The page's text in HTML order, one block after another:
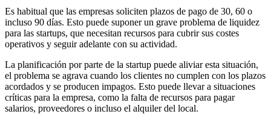
Es habitual que las empresas soliciten plazos de pago de 30, 60 o
incluso 90 días. Esto puede suponer un grave problema de liquidez
para las startups, que necesitan recursos para cubrir sus costes
operativos y seguir adelante con su actividad.
La planificación por parte de la startup puede aliviar esta situación,
el problema se agrava cuando los clientes no cumplen con los plazos
acordados y se producen impagos. Esto puede llevar a situaciones
críticas para la empresa, como la falta de recursos para pagar
salarios, proveedores o incluso el alquiler del local.